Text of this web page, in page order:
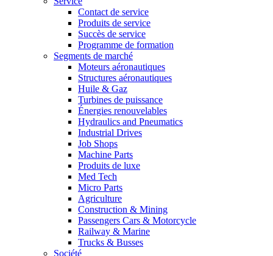
Contact de service
Produits de service
Succès de service
Programme de formation
Segments de marché
Moteurs aéronautiques
Structures aéronautiques
Huile & Gaz
Turbines de puissance
Énergies renouvelables
Hydraulics and Pneumatics
Industrial Drives
Job Shops
Machine Parts
Produits de luxe
Med Tech
Micro Parts
Agriculture
Construction & Mining
Passengers Cars & Motorcycle
Railway & Marine
Trucks & Busses
Société